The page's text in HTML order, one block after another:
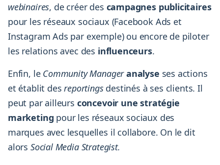
webinaires, de créer des campagnes publicitaires
pour les réseaux sociaux (Facebook Ads et
Instagram Ads par exemple) ou encore de piloter
les relations avec des influenceurs.
Enfin, le Community Manager analyse ses actions
et établit des reportings destinés à ses clients. Il
peut par ailleurs concevoir une stratégie
marketing pour les réseaux sociaux des
marques avec lesquelles il collabore. On le dit
alors Social Media Strategist.